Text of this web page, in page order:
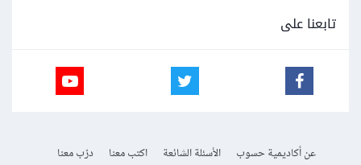
تابعنا على
عن أكاديمية حسوب الأسئلة الشائعة اكتب معنا
درّب معنا